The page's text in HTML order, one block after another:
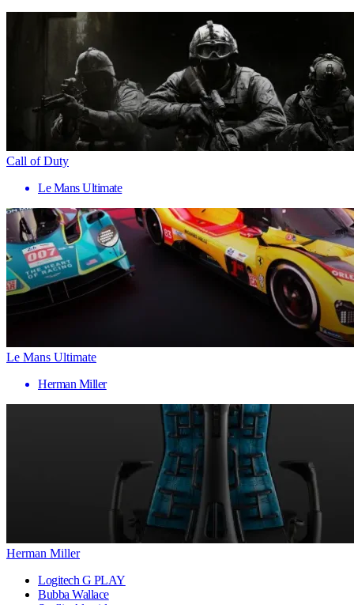
Call of Duty
Le Mans Ultimate
Le Mans Ultimate
Herman Miller
Herman Miller
Logitech G PLAY
Bubba Wallace